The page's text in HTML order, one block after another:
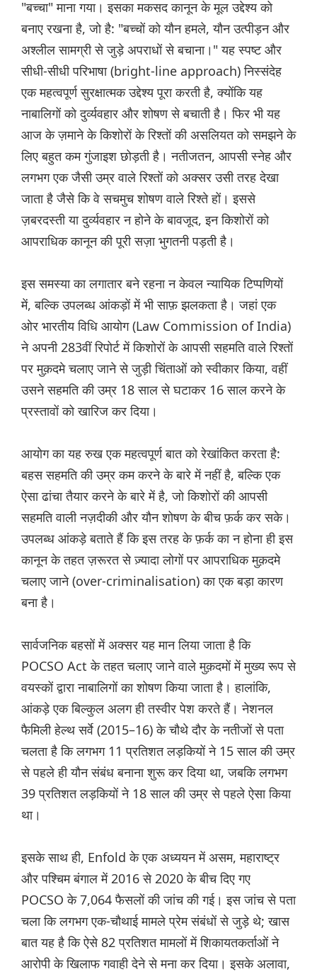
"बच्चा" माना गया। इसका मकसद कानून के मूल उद्देश्य को
बनाए रखना है, जो है: "बच्चों को यौन हमले, यौन उत्पीड़न और
अश्लील सामग्री से जुड़े अपराधों से बचाना।" यह स्पष्ट और
सीधी-सीधी परिभाषा (bright-line approach) निस्संदेह
एक महत्वपूर्ण सुरक्षात्मक उद्देश्य पूरा करती है, क्योंकि यह
नाबालिगों को दुर्व्यवहार और शोषण से बचाती है। फिर भी यह
आज के ज़माने के किशोरों के रिश्तों की असलियत को समझने के
लिए बहुत कम गुंजाइश छोड़ती है। नतीजतन, आपसी स्नेह और
लगभग एक जैसी उम्र वाले रिश्तों को अक्सर उसी तरह देखा
जाता है जैसे कि वे सचमुच शोषण वाले रिश्ते हों। इससे
ज़बरदस्ती या दुर्व्यवहार न होने के बावजूद, इन किशोरों को
आपराधिक कानून की पूरी सज़ा भुगतनी पड़ती है।
इस समस्या का लगातार बने रहना न केवल न्यायिक टिप्पणियों
में, बल्कि उपलब्ध आंकड़ों में भी साफ़ झलकता है। जहां एक
ओर भारतीय विधि आयोग (Law Commission of India)
ने अपनी 283वीं रिपोर्ट में किशोरों के आपसी सहमति वाले रिश्तों
पर मुक़दमे चलाए जाने से जुड़ी चिंताओं को स्वीकार किया, वहीं
उसने सहमति की उम्र 18 साल से घटाकर 16 साल करने के
प्रस्तावों को खारिज कर दिया।
आयोग का यह रुख एक महत्वपूर्ण बात को रेखांकित करता है:
बहस सहमति की उम्र कम करने के बारे में नहीं है, बल्कि एक
ऐसा ढांचा तैयार करने के बारे में है, जो किशोरों की आपसी
सहमति वाली नज़दीकी और यौन शोषण के बीच फ़र्क कर सके।
उपलब्ध आंकड़े बताते हैं कि इस तरह के फ़र्क का न होना ही इस
कानून के तहत ज़रूरत से ज़्यादा लोगों पर आपराधिक मुक़दमे
चलाए जाने (over-criminalisation) का एक बड़ा कारण
बना है।
सार्वजनिक बहसों में अक्सर यह मान लिया जाता है कि
POCSO Act के तहत चलाए जाने वाले मुक़दमों में मुख्य रूप से
वयस्कों द्वारा नाबालिगों का शोषण किया जाता है। हालांकि,
आंकड़े एक बिल्कुल अलग ही तस्वीर पेश करते हैं। नेशनल
फैमिली हेल्थ सर्वे (2015–16) के चौथे दौर के नतीजों से पता
चलता है कि लगभग 11 प्रतिशत लड़कियों ने 15 साल की उम्र
से पहले ही यौन संबंध बनाना शुरू कर दिया था, जबकि लगभग
39 प्रतिशत लड़कियों ने 18 साल की उम्र से पहले ऐसा किया
था।
इसके साथ ही, Enfold के एक अध्ययन में असम, महाराष्ट्र
और पश्चिम बंगाल में 2016 से 2020 के बीच दिए गए
POCSO के 7,064 फैसलों की जांच की गई। इस जांच से पता
चला कि लगभग एक-चौथाई मामले प्रेम संबंधों से जुड़े थे; खास
बात यह है कि ऐसे 82 प्रतिशत मामलों में शिकायतकर्ताओं ने
आरोपी के खिलाफ गवाही देने से मना कर दिया। इसके अलावा,